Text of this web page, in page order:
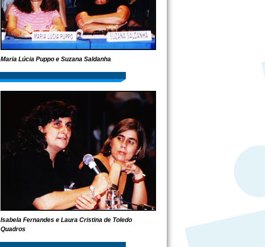
Maria Lúcia Puppo e Suzana Saldanha
Isabela Fernandes e Laura Cristina de Toledo
Quadros